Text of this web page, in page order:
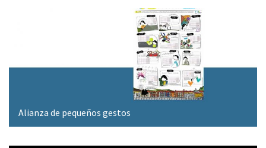
Alianza de pequeños gestos